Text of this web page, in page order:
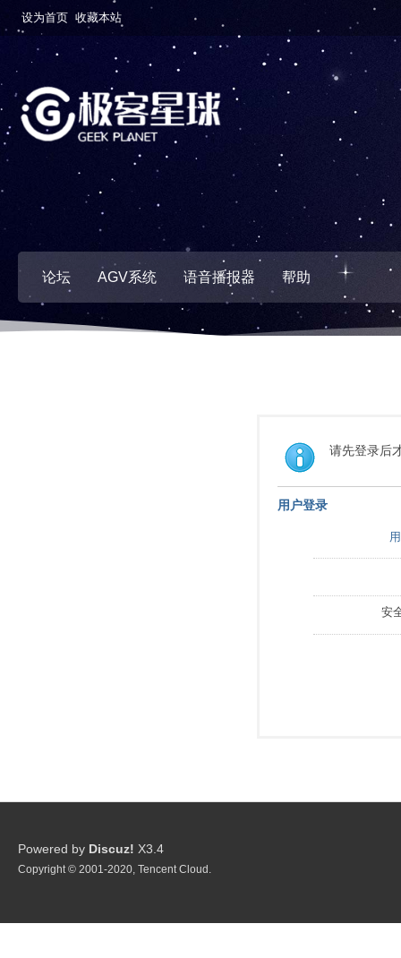
设为首页 收藏本站
论坛 AGV系统 语音播报器 帮助
请先登录后
用户登录
安
Powered by Discuz! X3.4
Copyright © 2001-2020, Tencent Cloud.